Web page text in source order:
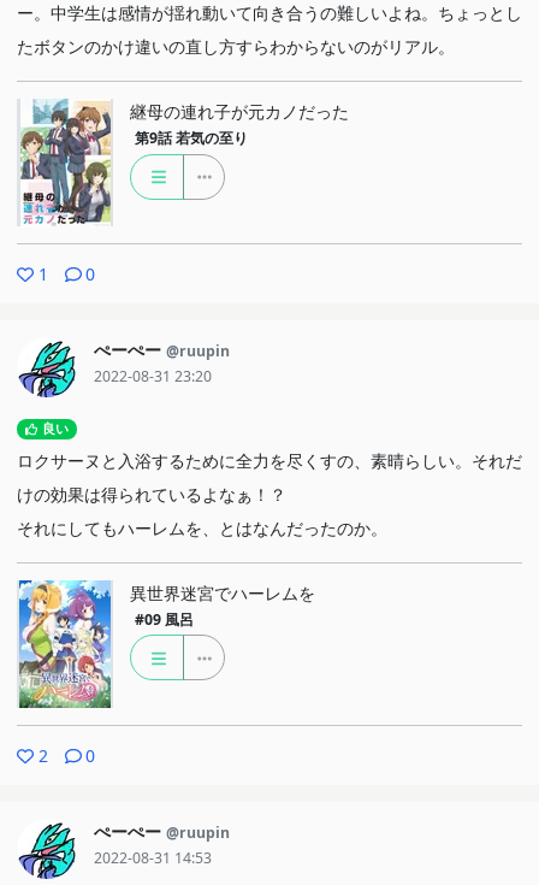
ー。中学生は感情が揺れ動いて向き合うの難しいよね。ちょっとし
たボタンのかけ違いの直し方すらわからないのがリアル。
継母の連れ子が元カノだった
第9話 若気の至り
1 0
ぺーぺー @ruupin
2022-08-31 23:20
良い
ロクサーヌと入浴するために全力を尽くすの、素晴らしい。それだ
けの効果は得られているよなぁ！？
それにしてもハーレムを、とはなんだったのか。
異世界迷宮でハーレムを
#09 風呂
2 0
ぺーぺー @ruupin
2022-08-31 14:53